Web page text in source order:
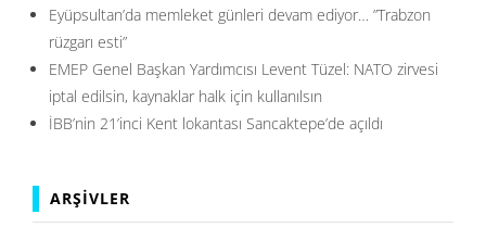
Eyüpsultan’da memleket günleri devam ediyor… ”Trabzon
rüzgarı esti”
EMEP Genel Başkan Yardımcısı Levent Tüzel: NATO zirvesi
iptal edilsin, kaynaklar halk için kullanılsın
İBB’nin 21’inci Kent lokantası Sancaktepe’de açıldı
ARŞIVLER